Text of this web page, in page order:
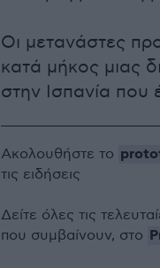
Οι μετανάστες
κατά μήκος μιας
στην Ισπανία που
Ακολουθήστε το
τις ειδήσεις
Δείτε όλες τις
που συμβαίνουν, στο